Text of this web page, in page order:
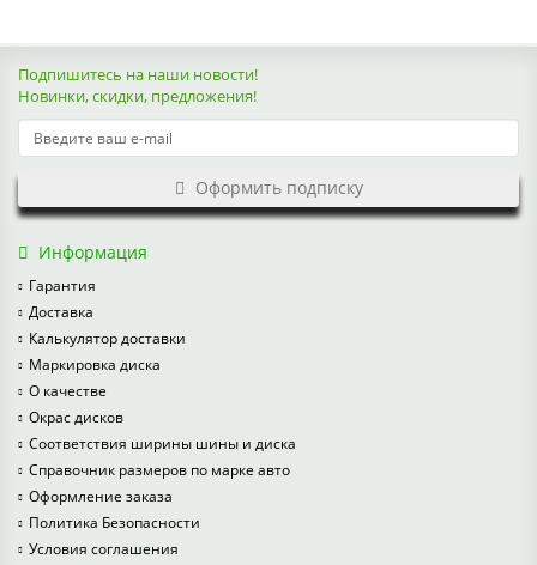
Подпишитесь на наши новости!
Новинки, скидки, предложения!
Оформить подписку
Информация
Гарантия
Доставка
Калькулятор доставки
Маркировка диска
О качестве
Окрас дисков
Соответствия ширины шины и диска
Справочник размеров по марке авто
Оформление заказа
Политика Безопасности
Условия соглашения